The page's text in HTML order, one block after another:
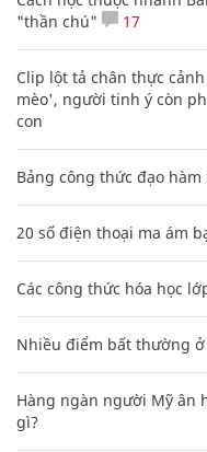
"thần chú"
17
Clip lột tả chân thực
mèo', người tinh ý còn
con
Bảng công thức đạo
20 số điện thoại ma ám
Các công thức hóa học
Nhiều điểm bất thường
Hàng ngàn người Mỹ ân
gì?